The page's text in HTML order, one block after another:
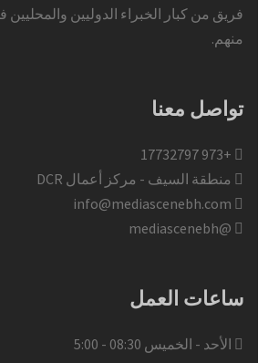
فريق من كبار الخبراء الدوليين
منهم.
تواصل معنا
+973 17732797​
منطقة السيف - مركز أعمال DCR
@mediascenebh
ساعات العمل
الأحد - الخميس 08:30 - 5:00